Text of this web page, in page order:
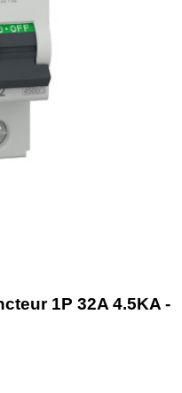
1P 32A 4.5KA -